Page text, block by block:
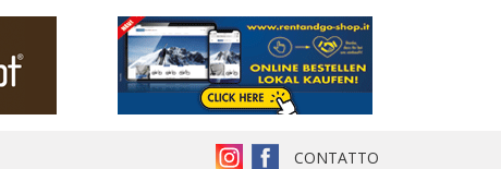
CONTATTO